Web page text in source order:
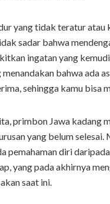
yang tidak teratur atau
sadar bahwa
ingatan yang
bahwa ada
sehingga kamu bisa
primbon Jawa kadang
yang belum
pemahaman diri
yang pada akhirnya
saat ini.